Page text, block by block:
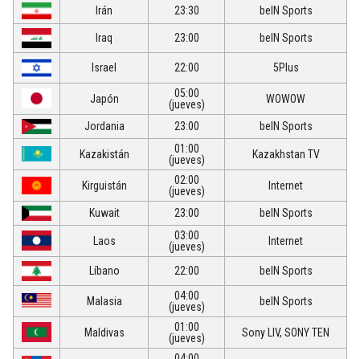
Irán 23:30 beIN Sports
Iraq 23:00 beIN Sports
Israel 22:00 5Plus
Japón
05:00
(jueves)
WOWOW
Jordania 23:00 beIN Sports
Kazakistán
01:00
(jueves)
Kazakhstan TV
Kirguistán
02:00
(jueves)
Internet
Kuwait 23:00 beIN Sports
Laos
03:00
(jueves)
Internet
Líbano 22:00 beIN Sports
Malasia
04:00
(jueves)
beIN Sports
Maldivas
01:00
(jueves)
Sony LIV, SONY TEN